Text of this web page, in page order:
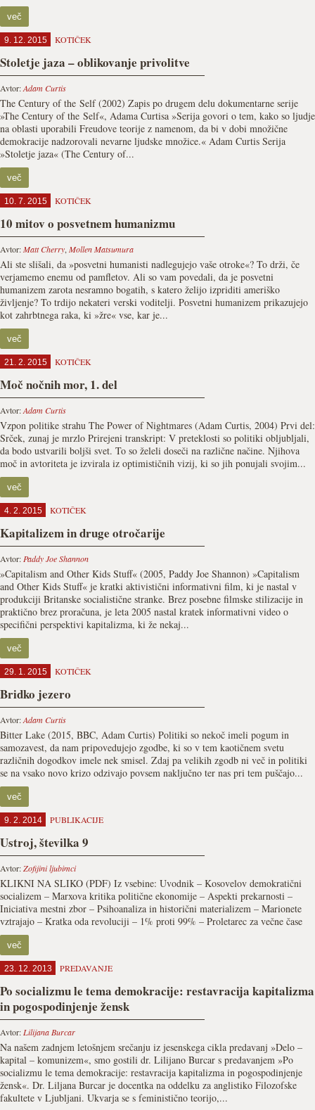
več
9. 12. 2015 KOTIČEK
Stoletje jaza – oblikovanje privolitve
Avtor:Adam Curtis
The Century of the Self (2002) Zapis po drugem delu dokumentarne serije
»The Century of the Self«, Adama Curtisa »Serija govori o tem, kako so ljudje
na oblasti uporabili Freudove teorije z namenom, da bi v dobi množične
demokracije nadzorovali nevarne ljudske množice.« Adam Curtis Serija
»Stoletje jaza« (The Century of...
več
10. 7. 2015 KOTIČEK
10 mitov o posvetnem humanizmu
Avtor:Matt Cherry, Mollen Matsumura
Ali ste slišali, da »posvetni humanisti nadlegujejo vaše otroke«? To drži, če
verjamemo enemu od pamfletov. Ali so vam povedali, da je posvetni
humanizem zarota nesramno bogatih, s katero želijo izpriditi ameriško
življenje? To trdijo nekateri verski voditelji. Posvetni humanizem prikazujejo
kot zahrbtnega raka, ki »žre« vse, kar je...
več
21. 2. 2015 KOTIČEK
Moč nočnih mor, 1. del
Avtor:Adam Curtis
Vzpon politike strahu The Power of Nightmares (Adam Curtis, 2004) Prvi del:
Srček, zunaj je mrzlo Prirejeni transkript: V preteklosti so politiki obljubljali,
da bodo ustvarili boljši svet. To so želeli doseči na različne načine. Njihova
moč in avtoriteta je izvirala iz optimističnih vizij, ki so jih ponujali svojim...
več
4. 2. 2015 KOTIČEK
Kapitalizem in druge otročarije
Avtor: Paddy Joe Shannon
»Capitalism and Other Kids Stuff« (2005, Paddy Joe Shannon) »Capitalism
and Other Kids Stuff« je kratki aktivistični informativni film, ki je nastal v
produkciji Britanske socialistične stranke. Brez posebne filmske stilizacije in
praktično brez proračuna, je leta 2005 nastal kratek informativni video o
specifični perspektivi kapitalizma, ki že nekaj...
več
29. 1. 2015 KOTIČEK
Bridko jezero
Avtor:Adam Curtis
Bitter Lake (2015, BBC, Adam Curtis) Politiki so nekoč imeli pogum in
samozavest, da nam pripovedujejo zgodbe, ki so v tem kaotičnem svetu
različnih dogodkov imele nek smisel. Zdaj pa velikih zgodb ni več in politiki
se na vsako novo krizo odzivajo povsem naključno ter nas pri tem puščajo...
več
9. 2. 2014 PUBLIKACIJE
Ustroj, številka 9
Avtor:Zofijini ljubimci
KLIKNI NA SLIKO (PDF) Iz vsebine: Uvodnik – Kosovelov demokratični
socializem – Marxova kritika politične ekonomije – Aspekti prekarnosti –
Iniciativa mestni zbor – Psihoanaliza in historični materializem – Marionete
vztrajajo – Kratka oda revoluciji – 1% proti 99% – Proletarec za večne čase
več
23. 12. 2013 PREDAVANJE
Po socializmu le tema demokracije: restavracija kapitalizma
in pogospodinjenje žensk
Avtor: Lilijana Burcar
Na našem zadnjem letošnjem srečanju iz jesenskega cikla predavanj »Delo –
kapital – komunizem«, smo gostili dr. Lilijano Burcar s predavanjem »Po
socializmu le tema demokracije: restavracija kapitalizma in pogospodinjenje
žensk«. Dr. Liljana Burcar je docentka na oddelku za anglistiko Filozofske
fakultete v Ljubljani. Ukvarja se s feministično teorijo,...